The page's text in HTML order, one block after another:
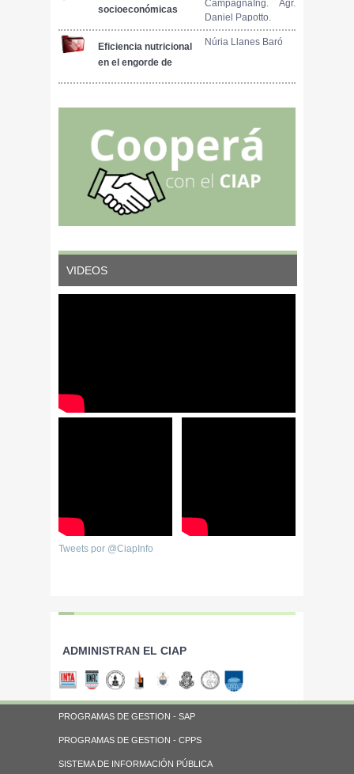
(Producción
Porcina), Facultad
de Ciencias
socioeconómicas
en Argentina
CampagnaIng. Agr.
Daniel Papotto.
Eficiencia nutricional
en el engorde de
Núria Llanes Baró
VIDEOS
Tweets por @CiapInfo
ADMINISTRAN EL CIAP
PROGRAMAS DE GESTION - SAP
PROGRAMAS DE GESTION - CPPS
SISTEMA DE INFORMACIÓN PÚBLICA